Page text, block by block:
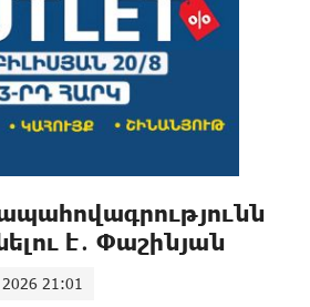
է․ Փաշինյան
21:01